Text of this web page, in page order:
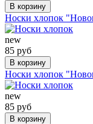
В корзину
Носки хлопок
new
85 руб
В корзину
Носки хлопок
new
85 руб
В корзину